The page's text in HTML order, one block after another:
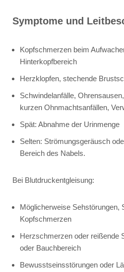
Symptome und
Kopfschmerzen beim
Hinterkopfbereich
Herzklopfen, stechende
Schwindelanfälle,
kurzen Ohnmachtsanfällen,
Spät: Abnahme der Urinmenge
Selten: Strömungsgeräusch
Bereich des Nabels.
Bei Blutdruckentgleisung:
Möglicherweise Sehstörungen,
Kopfschmerzen
Herzschmerzen oder reißende
oder Bauchbereich
Bewusstseinsstörungen oder